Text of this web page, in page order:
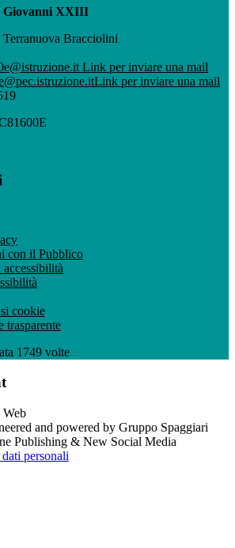
Giovanni XXIII
Bracciolini
Link per inviare una mail
Link per inviare una mail
con il Pubblico
cookie
trasparente
1749 volte
and powered by Gruppo Spaggiari
Publishing & New Social Media
personali